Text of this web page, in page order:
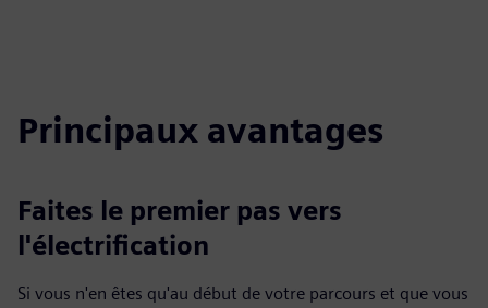
Principaux avantages
Faites le premier pas vers
l'électrification
Si vous n'en êtes qu'au début de votre parcours et que vous